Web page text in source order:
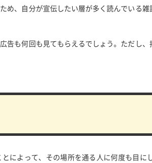
め、自分が宣伝したい層が多く読んでいる
告も何回も見てもらえるでしょう。ただし
によって、その場所を通る人に何度も目に